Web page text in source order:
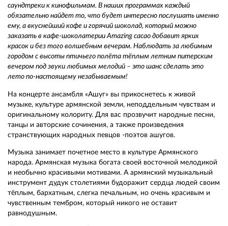
саундтреки к кинофильмам. В наших программах каждый
обязательно найдет то, что будет интересно послушать именно
ему, а вкуснейший кофе и горячий шоколад, который можно
заказать в кафе-шоколатерии Amazing cacao добавит ярких
красок и без того волшебным вечерам. Наблюдать за любимым
городом с высоты птичьего полёта тёплым летним питерским
вечером под звуки любимых мелодий – это шанс сделать это
лето по-настоящему незабываемым!
На концерте ансамбля «Ашуг» вы прикоснетесь к живой
музыке, культуре армянской земли, неподдельным чувствам и
оригинальному колориту. Для вас прозвучит народные песни,
танцы и авторские сочинения, а также произведения
странствующих народных певцов -поэтов ашугов.
Музыка занимает почетное место в культуре Армянского
народа. Армянская музыка богата своей восточной мелодикой
и необычно красивыми мотивами. А армянский музыкальный
инструмент дудук столетиями будоражит сердца людей своим
тёплым, бархатным, слегка печальным, но очень красивым и
чувственным тембром, который никого не оставит
равнодушным.